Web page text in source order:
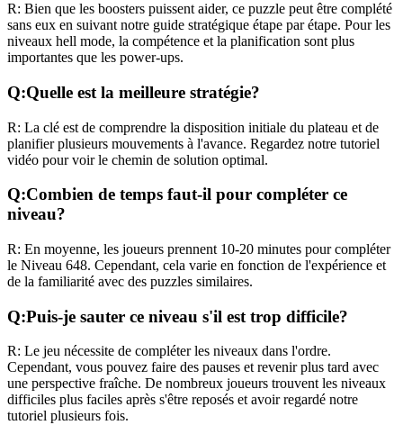
R: Bien que les boosters puissent aider, ce puzzle peut être complété
sans eux en suivant notre guide stratégique étape par étape. Pour les
niveaux hell mode, la compétence et la planification sont plus
importantes que les power-ups.
Q:Quelle est la meilleure stratégie?
R: La clé est de comprendre la disposition initiale du plateau et de
planifier plusieurs mouvements à l'avance. Regardez notre tutoriel
vidéo pour voir le chemin de solution optimal.
Q:Combien de temps faut-il pour compléter ce
niveau?
R: En moyenne, les joueurs prennent 10-20 minutes pour compléter
le Niveau 648. Cependant, cela varie en fonction de l'expérience et
de la familiarité avec des puzzles similaires.
Q:Puis-je sauter ce niveau s'il est trop difficile?
R: Le jeu nécessite de compléter les niveaux dans l'ordre.
Cependant, vous pouvez faire des pauses et revenir plus tard avec
une perspective fraîche. De nombreux joueurs trouvent les niveaux
difficiles plus faciles après s'être reposés et avoir regardé notre
tutoriel plusieurs fois.